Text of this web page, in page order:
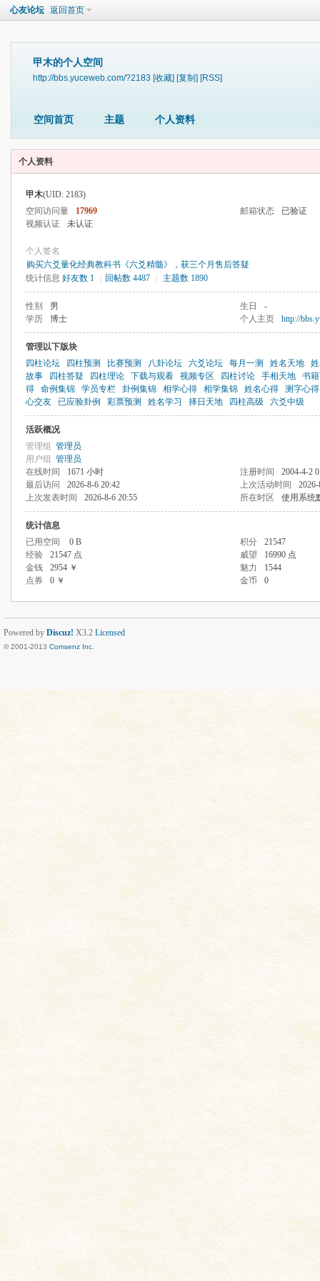
心友论坛 返回首页
甲木的个人空间
http://bbs.yuceweb.com/?2183 [收藏] [复制] [RSS]
空间首页 主题 个人资料
个人资料
甲木(UID: 2183)
空间访问量
17969 邮箱状态
已验证
视频认证
未认证
个人签名
购买六爻量化经典教科书《六爻精髓》，获三个月售后答疑
统计信息 好友数 1 回帖数 4487 主题数 1890
性别 男 生日
-
学历
博士 个人主页 http://
管理以下版块
四柱论坛
四柱预测 比赛预测 八卦论坛 六爻论坛 每月一测 姓名天地
故事
四柱答疑 四柱理论 下载与观看 视频专区 四柱讨论 手相天地
书
得
命例集锦 学员专栏 卦例集锦 相学心得 相学集锦 姓名心得
测字心得
心交友
已应验卦例 彩票预测 姓名学习 择日天地 四柱高级 六爻中级
活跃概况
管理组 管理员
用户组 管理员
在线时间
1671 小时 注册时间
2004-4-2
最后访问
2026-8-6 20:42 上次活动时间
上次发表时间
2026-8-6 20:55 所在时区 使用系统
统计信息
已用空间
0 B 积分
21547
经验
21547 点 威望
16990 点
金钱
2954 ￥ 魅力
1544
点券
0 ￥ 金币 0
Powered by Discuz! X3.2 Licensed
© 2001-2013 Comsenz Inc.